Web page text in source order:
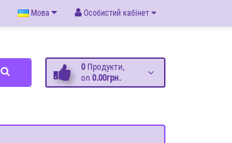
Особистий кабінет
Мова
0 Продукти,
on 0.00грн.